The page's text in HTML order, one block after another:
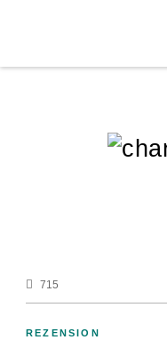
715
REZENSION